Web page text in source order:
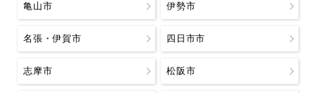
亀山市 伊勢市
名張・伊賀市 四日市市
志摩市 松阪市